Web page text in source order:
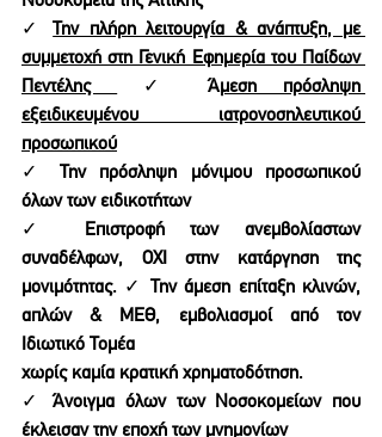
✓
Την πλήρη λειτουργία & ανάπτυξη, με
συμμετοχή στη Γενική Εφημερία του Παίδων
Πεντέλης
✓ Άμεση πρόσληψη
εξειδικευμένου ιατρονοσηλευτικού
προσωπικού
✓
Την πρόσληψη μόνιμου προσωπικού
όλων των ειδικοτήτων
✓
Επιστροφή των ανεμβολίαστων
συναδέλφων, ΟΧΙ στην κατάργηση της
μονιμότητας. ✓
Την άμεση επίταξη κλινών,
απλών & ΜΕΘ, εμβολιασμοί από τον
Ιδιωτικό Τομέα
χωρίς καμία κρατική χρηματοδότηση.
✓ Άνοιγμα όλων των Νοσοκομείων που
έκλεισαν την εποχή των μνημονίων